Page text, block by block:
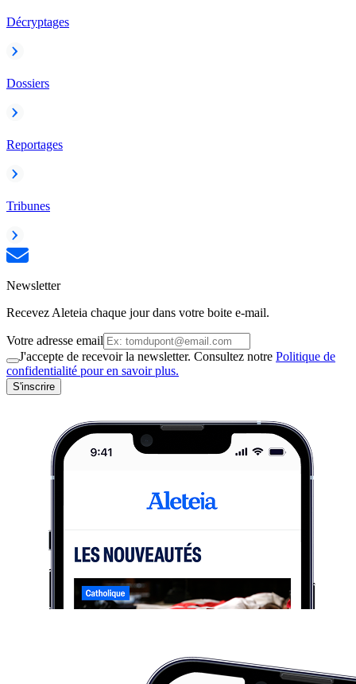
Décryptages
Dossiers
Reportages
Tribunes
Newsletter
Recevez Aleteia chaque jour dans votre boite e-mail.
Votre adresse email
J'accepte de recevoir la newsletter. Consultez notre Politique de
confidentialité pour en savoir plus.
S'inscrire